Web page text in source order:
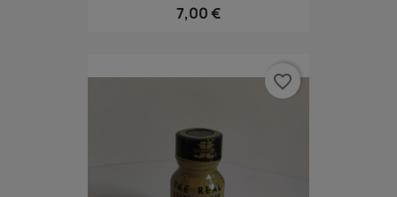
7,00 €
favorite_border